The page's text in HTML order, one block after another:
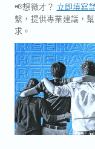
📢想徵才？ 立即填寫
繫，提供專業建議，
求。